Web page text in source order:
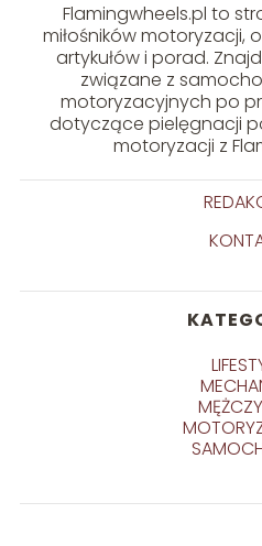
Flamingwheels.pl to
miłośników
artykułów i porad.
związane z
motoryzacyjnych po
dotyczące pielęgnacji
motoryzacji z